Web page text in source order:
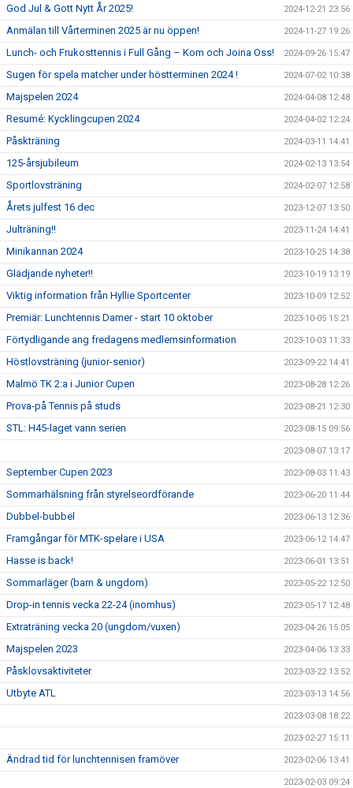
God Jul & Gott Nytt År 2025! 2024-12-21 23:56
Anmälan till Vårterminen 2025 är nu öppen! 2024-11-27 19:26
Lunch- och Frukosttennis i Full Gång – Kom och Joina Oss! 2024-09-26 15:47
Sugen för spela matcher under höstterminen 2024 ! 2024-07-02 10:38
Majspelen 2024 2024-04-08 12:48
Resumé: Kycklingcupen 2024 2024-04-02 12:24
Påskträning 2024-03-11 14:41
125-årsjubileum 2024-02-13 13:54
Sportlovsträning 2024-02-07 12:58
Årets julfest 16 dec 2023-12-07 13:50
Julträning!! 2023-11-24 14:41
Minikannan 2024 2023-10-25 14:38
Glädjande nyheter!! 2023-10-19 13:19
Viktig information från Hyllie Sportcenter 2023-10-09 12:52
Premiär: Lunchtennis Damer - start 10 oktober 2023-10-05 15:21
Förtydligande ang fredagens medlemsinformation 2023-10-03 11:33
Höstlovsträning (junior-senior) 2023-09-22 14:41
Malmö TK 2:a i Junior Cupen 2023-08-28 12:26
Prova-på Tennis på studs 2023-08-21 12:30
STL: H45-laget vann serien 2023-08-15 09:56
2023-08-07 13:17
September Cupen 2023 2023-08-03 11:43
Sommarhälsning från styrelseordförande 2023-06-20 11:44
Dubbel-bubbel 2023-06-13 12:36
Framgångar för MTK-spelare i USA 2023-06-12 14:47
Hasse is back! 2023-06-01 13:51
Sommarläger (barn & ungdom) 2023-05-22 12:50
Drop-in tennis vecka 22-24 (inomhus) 2023-05-17 12:48
Extraträning vecka 20 (ungdom/vuxen) 2023-04-26 15:05
Majspelen 2023 2023-04-06 13:33
Påsklovsaktiviteter 2023-03-22 13:52
Utbyte ATL 2023-03-13 14:56
2023-03-08 18:22
2023-02-27 15:11
Ändrad tid för lunchtennisen framöver 2023-02-06 13:41
2023-02-03 09:24